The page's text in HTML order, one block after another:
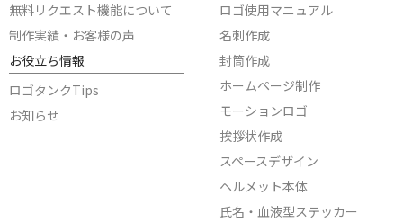
無料リクエスト機能について
制作実績・お客様の声
お役立ち情報
ロゴタンクTips
お知らせ
ロゴ使用マニュアル
名刺作成
封筒作成
ホームページ制作
モーションロゴ
挨拶状作成
スペースデザイン
ヘルメット本体
氏名・血液型ステッカー